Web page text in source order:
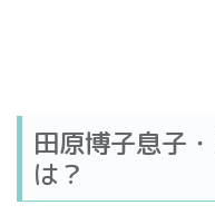
田原博子息子
は？